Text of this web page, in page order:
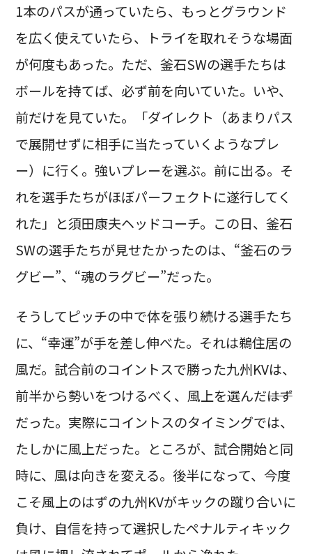
1本のパスが通っていたら、もっとグラウンド
を広く使えていたら、トライを取れそうな場面
が何度もあった。ただ、釜石SWの選手たちは
ボールを持てば、必ず前を向いていた。いや、
前だけを見ていた。「ダイレクト（あまりパス
で展開せずに相手に当たっていくようなプレ
ー）に行く。強いプレーを選ぶ。前に出る。そ
れを選手たちがほぼパーフェクトに遂行してく
れた」と須田康夫ヘッドコーチ。この日、釜石
SWの選手たちが見せたかったのは、“釜石のラ
グビー”、“魂のラグビー”だった。
そうしてピッチの中で体を張り続ける選手たち
に、“幸運”が手を差し伸べた。それは鵜住居の
風だ。試合前のコイントスで勝った九州KVは、
前半から勢いをつけるべく、風上を選んだ――はず
だった。実際にコイントスのタイミングでは、
たしかに風上だった。ところが、試合開始と同
時に、風は向きを変える。後半になって、今度
こそ風上のはずの九州KVがキックの蹴り合いに
負け、自信を持って選択したペナルティキック